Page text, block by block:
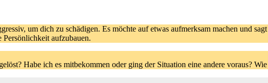
um dich zu schädigen. Es möchte auf etwas aufmerksam machen und
Persönlichkeit aufzubauen.
Habe ich es mitbekommen oder ging der Situation eine andere voraus?